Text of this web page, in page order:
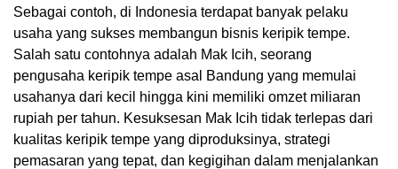
Sebagai contoh, di Indonesia terdapat banyak pelaku
usaha yang sukses membangun bisnis keripik tempe.
Salah satu contohnya adalah Mak Icih, seorang
pengusaha keripik tempe asal Bandung yang memulai
usahanya dari kecil hingga kini memiliki omzet miliaran
rupiah per tahun. Kesuksesan Mak Icih tidak terlepas dari
kualitas keripik tempe yang diproduksinya, strategi
pemasaran yang tepat, dan kegigihan dalam menjalankan